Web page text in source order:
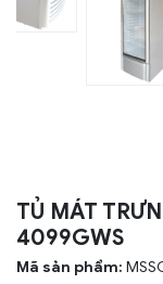
TỦ MÁT
4099GWS
Mã sản phẩm: